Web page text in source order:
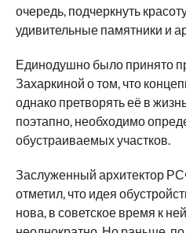
очередь, подчеркнуть
удивительные памятники и
Единодушно было принято
Захаркиной о том, что
однако претворять её в
поэтапно, необходимо
обустраиваемых участков.
Заслуженный архитектор
отметил, что идея
нова, в советское время к